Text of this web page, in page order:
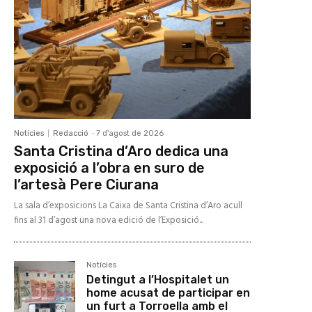
Notícies Redacció - 7 d'agost de 2026
Santa Cristina d’Aro dedica una
exposició a l’obra en suro de
l’artesà Pere Ciurana
La sala d’exposicions La Caixa de Santa Cristina d’Aro acull
fins al 31 d’agost una nova edició de l’Exposició...
Notícies
Detingut a l’Hospitalet un
home acusat de participar en
un furt a Torroella amb el